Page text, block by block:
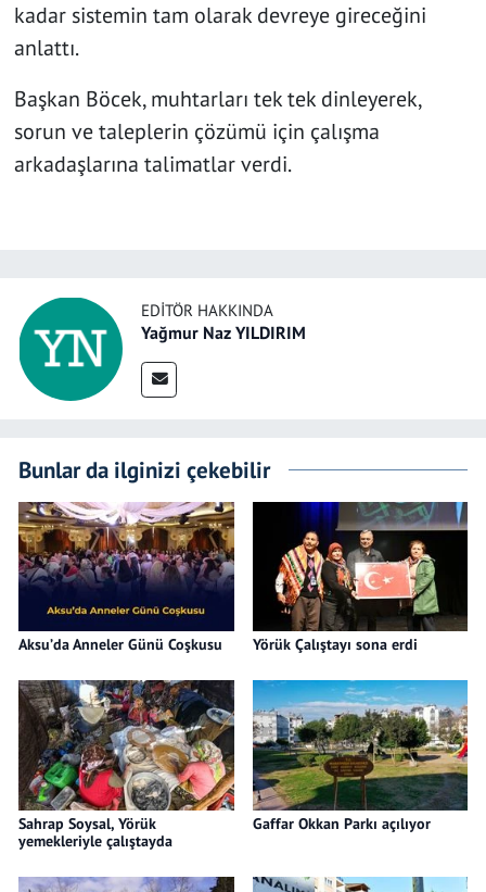
kadar sistemin tam olarak devreye gireceğini
anlattı.
Başkan Böcek, muhtarları tek tek dinleyerek,
sorun ve taleplerin çözümü için çalışma
arkadaşlarına talimatlar verdi.
EDITÖR HAKKINDA
Yağmur Naz YILDIRIM
Bunlar da ilginizi çekebilir
Aksu’da Anneler Günü Coşkusu Yörük Çalıştayı sona erdi
Sahrap Soysal, Yörük
yemekleriyle çalıştayda
Gaffar Okkan Parkı açılıyor